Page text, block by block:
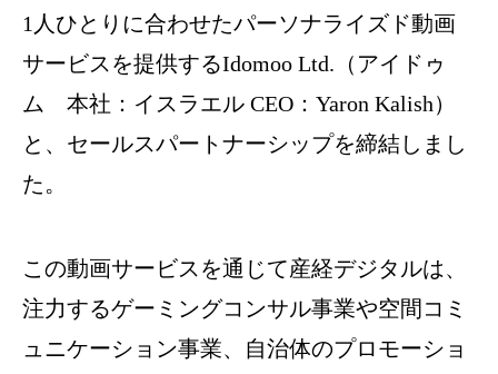
1人ひとりに合わせたパーソナライズド動画
サービスを提供するIdomoo Ltd.（アイドゥ
ム 本社：イスラエル CEO：Yaron Kalish）
と、セールスパートナーシップを締結しまし
た。
この動画サービスを通じて産経デジタルは、
注力するゲーミングコンサル事業や空間コミ
ュニケーション事業、自治体のプロモーショ